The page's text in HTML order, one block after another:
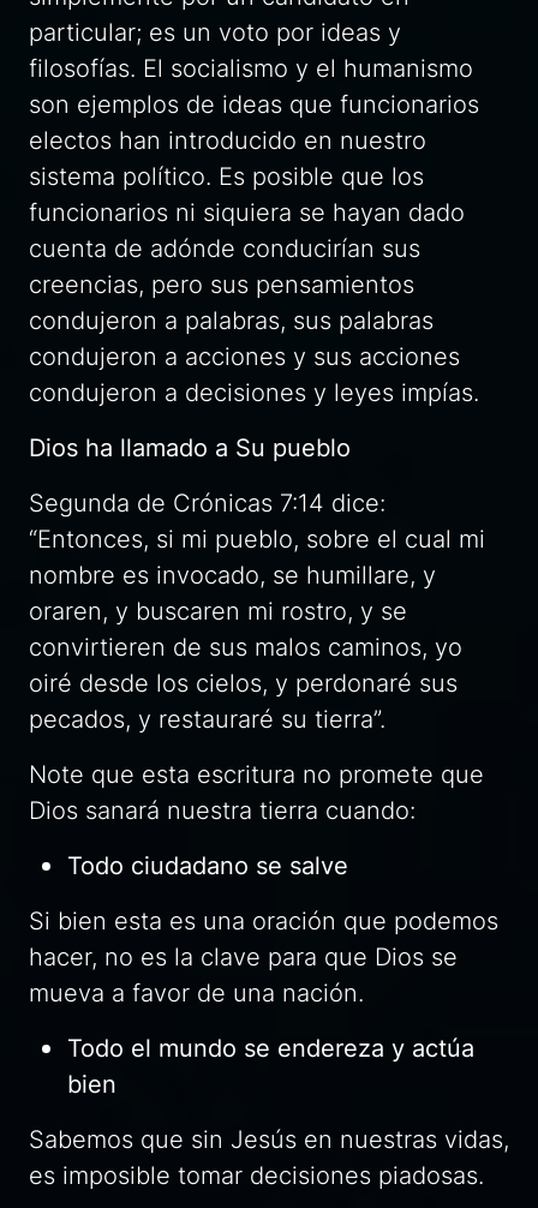
particular; es un voto por ideas y
filosofías. El socialismo y el humanismo
son ejemplos de ideas que funcionarios
electos han introducido en nuestro
sistema político. Es posible que los
funcionarios ni siquiera se hayan dado
cuenta de adónde conducirían sus
creencias, pero sus pensamientos
condujeron a palabras, sus palabras
condujeron a acciones y sus acciones
condujeron a decisiones y leyes impías.
Dios ha llamado a Su pueblo
Segunda de Crónicas 7:14 dice:
“Entonces, si mi pueblo, sobre el cual mi
nombre es invocado, se humillare, y
oraren, y buscaren mi rostro, y se
convirtieren de sus malos caminos, yo
oiré desde los cielos, y perdonaré sus
pecados, y restauraré su tierra”.
Note que esta escritura no promete que
Dios sanará nuestra tierra cuando:
Todo ciudadano se salve
Si bien esta es una oración que podemos
hacer, no es la clave para que Dios se
mueva a favor de una nación.
Todo el mundo se endereza y actúa
bien
Sabemos que sin Jesús en nuestras vidas,
es imposible tomar decisiones piadosas.